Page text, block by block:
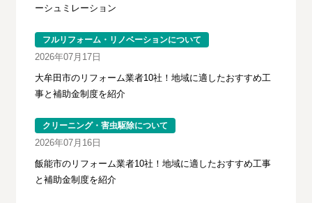
ーシュミレーション
フルリフォーム・リノベーションについて
2026年07月17日
大牟田市のリフォーム業者10社！地域に適したおすすめ工
事と補助金制度を紹介
クリーニング・害虫駆除について
2026年07月16日
飯能市のリフォーム業者10社！地域に適したおすすめ工事
と補助金制度を紹介